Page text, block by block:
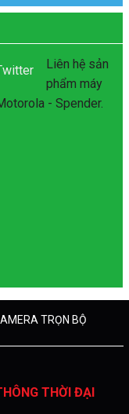
Liên hệ sản
phẩm máy
- Spender.
TRỌN BỘ
THỜI ĐẠI